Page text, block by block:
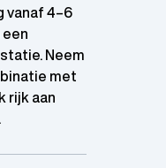
vanaf 4–6
Neem
met
rijk aan